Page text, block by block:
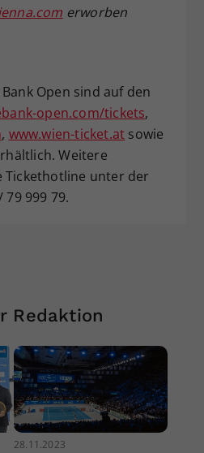
erworben
Open sind auf den
open.com/tickets,
, www.wien-ticket.at sowie
Weitere
Tickethotline unter der
999 79.
Redaktion
28.11.2023